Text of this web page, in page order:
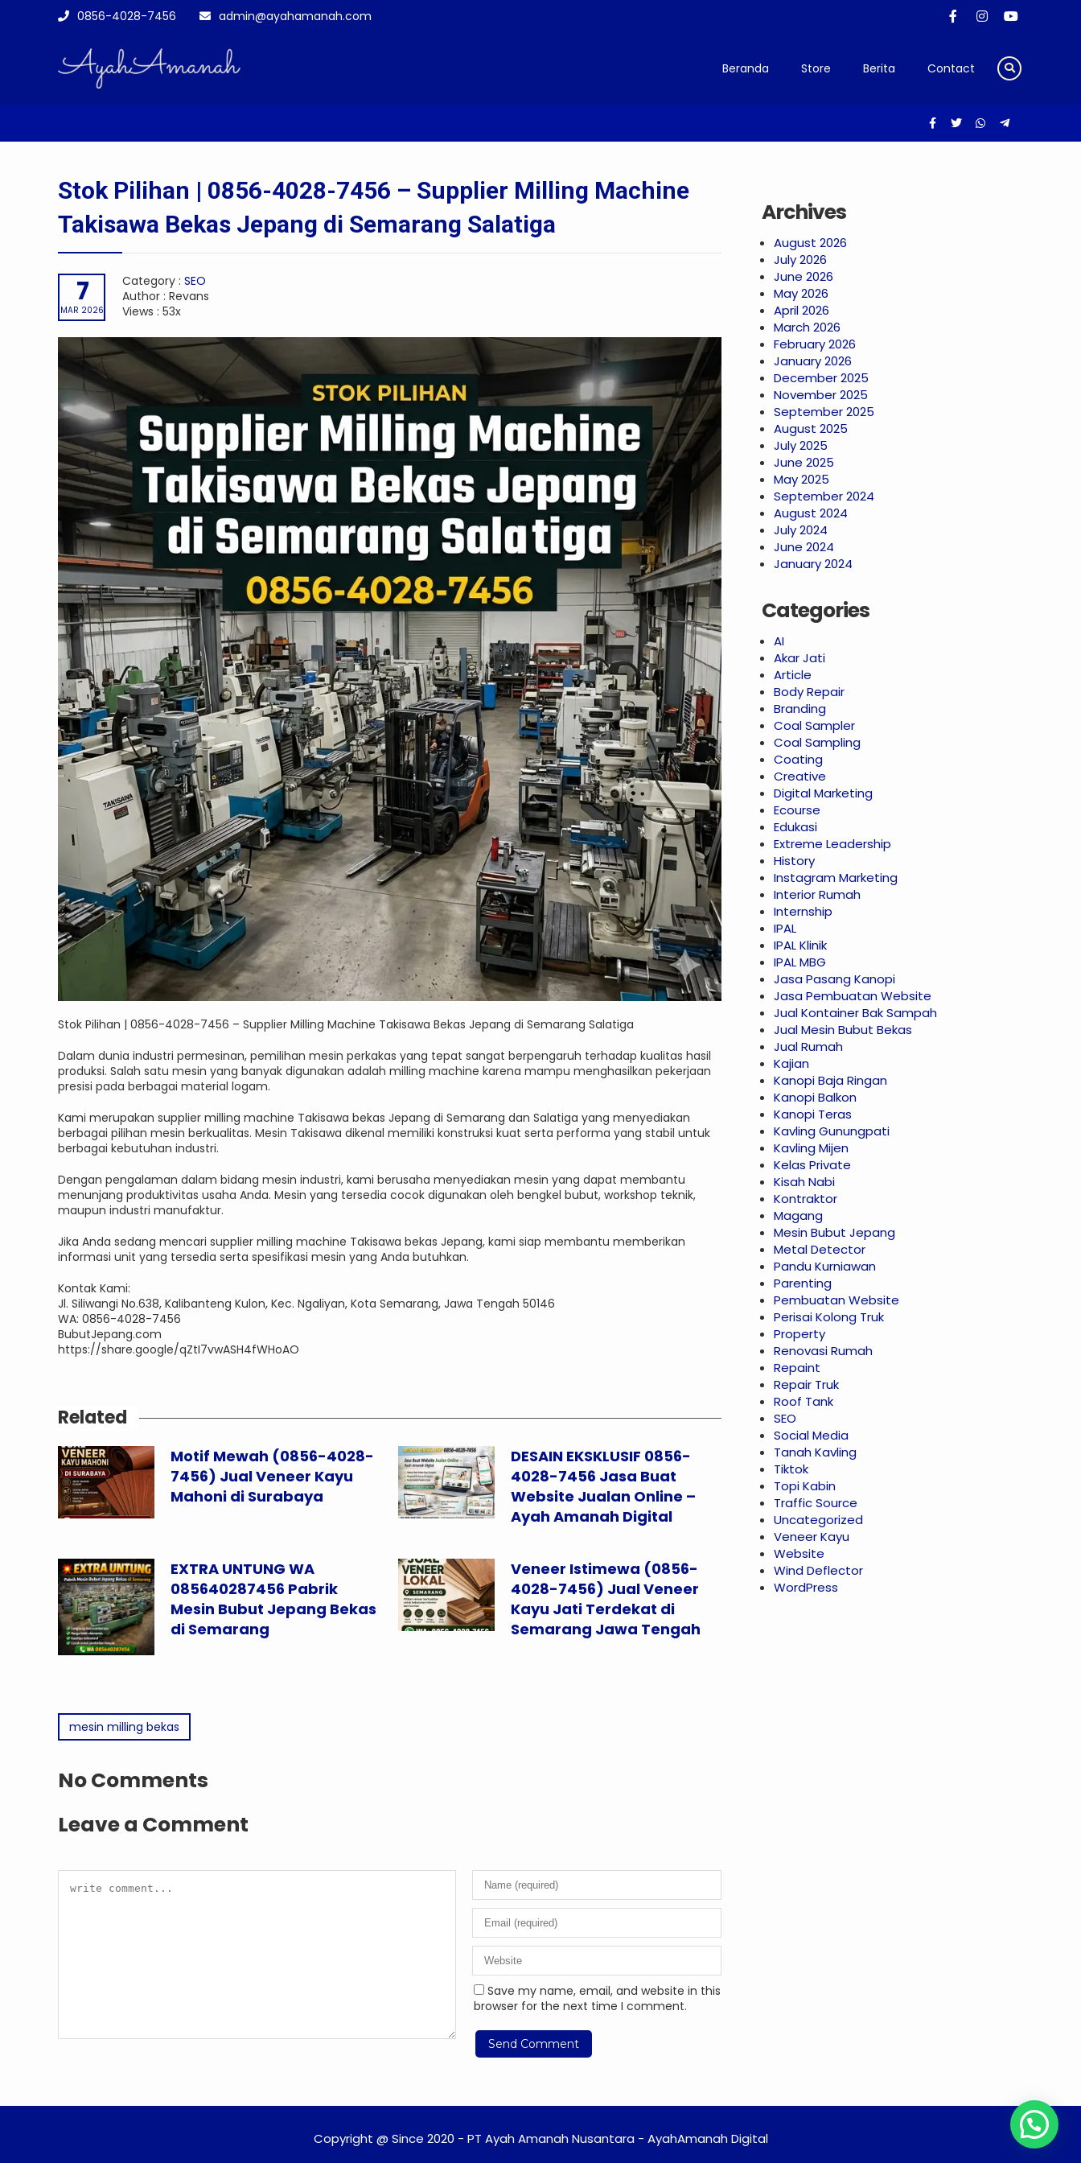
0856-4028-7456 admin@ayahamanah.com
Beranda Store Berita
Contact
Stok Pilihan | 0856-4028-7456 – Supplier Milling Machine
Takisawa Bekas Jepang di Semarang Salatiga
7
MAR 2026
Category : SEO
Author : Revans
Views : 53x
Stok Pilihan | 0856-4028-7456 – Supplier Milling Machine Takisawa Bekas Jepang di Semarang Salatiga
Dalam dunia industri permesinan, pemilihan mesin perkakas yang tepat sangat berpengaruh terhadap kualitas hasil
produksi. Salah satu mesin yang banyak digunakan adalah milling machine karena mampu menghasilkan pekerjaan
presisi pada berbagai material logam.
Kami merupakan supplier milling machine Takisawa bekas Jepang di Semarang dan Salatiga yang menyediakan
berbagai pilihan mesin berkualitas. Mesin Takisawa dikenal memiliki konstruksi kuat serta performa yang stabil untuk
berbagai kebutuhan industri.
Dengan pengalaman dalam bidang mesin industri, kami berusaha menyediakan mesin yang dapat membantu
menunjang produktivitas usaha Anda. Mesin yang tersedia cocok digunakan oleh bengkel bubut, workshop teknik,
maupun industri manufaktur.
Jika Anda sedang mencari supplier milling machine Takisawa bekas Jepang, kami siap membantu memberikan
informasi unit yang tersedia serta spesifikasi mesin yang Anda butuhkan.
Kontak Kami:
Jl. Siliwangi No.638, Kalibanteng Kulon, Kec. Ngaliyan, Kota Semarang, Jawa Tengah 50146
WA: 0856-4028-7456
BubutJepang.com
https://share.google/qZtI7vwASH4fWHoAO
Related
Motif Mewah (0856-4028-
7456) Jual Veneer Kayu
Mahoni di Surabaya
DESAIN EKSKLUSIF 0856-
4028-7456 Jasa Buat
Website Jualan Online –
Ayah Amanah Digital
EXTRA UNTUNG WA
085640287456 Pabrik
Mesin Bubut Jepang Bekas
di Semarang
Veneer Istimewa (0856-
4028-7456) Jual Veneer
Kayu Jati Terdekat di
Semarang Jawa Tengah
mesin milling bekas
No Comments
Leave a Comment
Save my name, email, and website in this
browser for the next time I comment.
Archives
August 2026
July 2026
June 2026
May 2026
April 2026
March 2026
February 2026
January 2026
December 2025
November 2025
September 2025
August 2025
July 2025
June 2025
May 2025
September 2024
August 2024
July 2024
June 2024
January 2024
Categories
AI
Akar Jati
Article
Body Repair
Branding
Coal Sampler
Coal Sampling
Coating
Creative
Digital Marketing
Ecourse
Edukasi
Extreme Leadership
History
Instagram Marketing
Interior Rumah
Internship
IPAL
IPAL Klinik
IPAL MBG
Jasa Pasang Kanopi
Jasa Pembuatan Website
Jual Kontainer Bak Sampah
Jual Mesin Bubut Bekas
Jual Rumah
Kajian
Kanopi Baja Ringan
Kanopi Balkon
Kanopi Teras
Kavling Gunungpati
Kavling Mijen
Kelas Private
Kisah Nabi
Kontraktor
Magang
Mesin Bubut Jepang
Metal Detector
Pandu Kurniawan
Parenting
Pembuatan Website
Perisai Kolong Truk
Property
Renovasi Rumah
Repaint
Repair Truk
Roof Tank
SEO
Social Media
Tanah Kavling
Tiktok
Topi Kabin
Traffic Source
Uncategorized
Veneer Kayu
Website
Wind Deflector
WordPress
Copyright @ Since 2020 - PT Ayah Amanah Nusantara - AyahAmanah Digital